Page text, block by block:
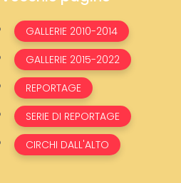
GALLERIE 2010-2014
GALLERIE 2015-2022
REPORTAGE
SERIE DI REPORTAGE
CIRCHI DALL'ALTO